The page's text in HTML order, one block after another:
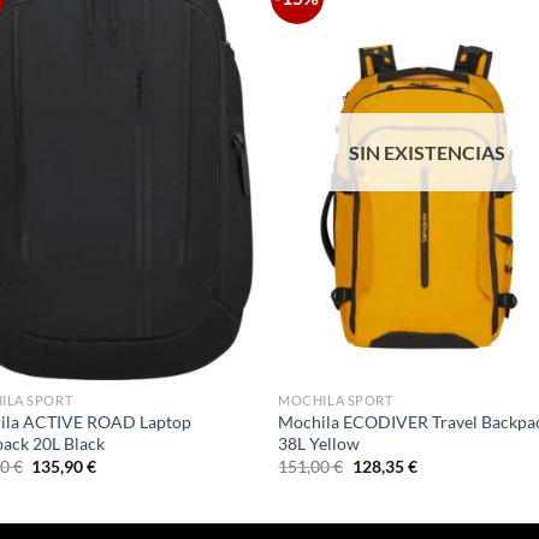
SPORT
ACTIVE ROAD Laptop
20L Black
€ El
precio
135,90€El
SIN EXISTENCIAS
MOCHILA SPORT
Mochila ECODIVER Travel
38L Yellow
151,00€ El
precio
128,35€El